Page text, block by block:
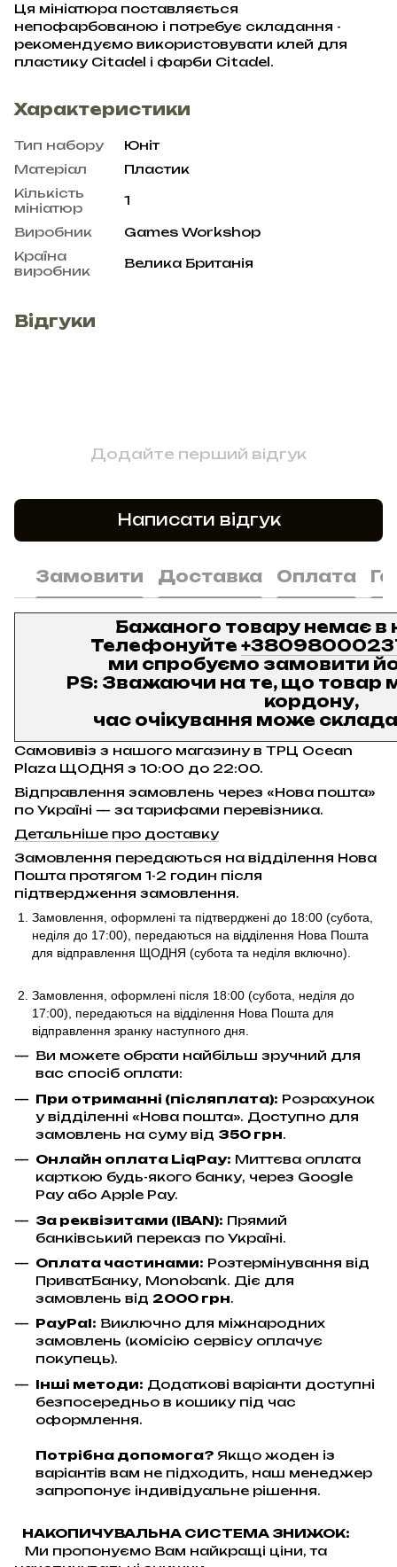
Ця мініатюра поставляється
непофарбованою і потребує складання -
рекомендуємо використовувати клей для
пластику Citadel і фарби Citadel.
Характеристики
Тип набору
Юніт
Матеріал
Пластик
Кількість
мініатюр
1
Виробник
Games Workshop
Країна
виробник
Велика Британія
Відгуки
Додайте перший відгук
Написати відгук
Замовити Доставка Оплата
Бажаного товару немає в
Телефонуйте
ми спробуємо замовити
PS: Зважаючи на те, що товар
кордону,
час очікування може
Самовивіз з нашого магазину в ТРЦ Ocean
Plaza ЩОДНЯ з 10:00 до 22:00.
Відправлення замовлень через «Нова пошта»
по Україні — за тарифами перевізника.
Детальніше про доставку
Замовлення передаються на відділення Нова
Пошта протягом 1-2 годин після
підтвердження замовлення.
Замовлення, оформлені та підтверджені до 18:00 (субота,
неділя до 17:00) , передаються на відділення Нова Пошта
для відправлення ЩОДНЯ (субота та неділя включно).
Замовлення, оформлені після 18:00 (субота, неділя до
17:00), передаються на відділення Нова Пошта для
відправлення зранку наступного дня.
Ви можете обрати найбільш зручний для
вас спосіб оплати:
При отриманні (післяплата): Розрахунок
у відділенні «Нова пошта». Доступно для
замовлень на суму від 350 грн.
Онлайн оплата LiqPay: Миттєва оплата
карткою будь-якого банку, через Google
Pay або Apple Pay.
За реквізитами (IBAN): Прямий
банківський переказ по Україні.
Оплата частинами: Розтермінування від
ПриватБанку, Monobank. Діє для
замовлень від 2000 грн.
PayPal: Виключно для міжнародних
замовлень (комісію сервісу оплачує
покупець).
Інші методи: Додаткові варіанти доступні
безпосередньо в кошику під час
оформлення.
Потрібна допомога? Якщо жоден із
варіантів вам не підходить, наш менеджер
запропонує індивідуальне рішення.
НАКОПИЧУВАЛЬНА СИСТЕМА ЗНИЖОК:
Ми пропонуємо Вам найкращі ціни, та